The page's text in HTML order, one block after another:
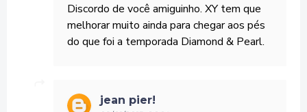
Discordo de você amiguinho. XY tem que
melhorar muito ainda para chegar aos pés
do que foi a temporada Diamond & Pearl.
jean pier!